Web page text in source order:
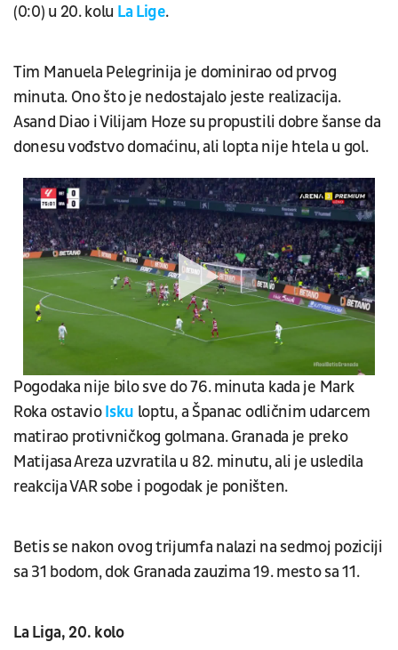
(0:0) u 20. kolu La Lige.
Tim Manuela Pelegrinija je dominirao od prvog
minuta. Ono što je nedostajalo jeste realizacija.
Asand Diao i Vilijam Hoze su propustili dobre šanse da
donesu vođstvo domaćinu, ali lopta nije htela u gol.
Pogodaka nije bilo sve do 76. minuta kada je Mark
Roka ostavioIsku loptu, a Španac odličnim udarcem
matirao protivničkog golmana. Granada je preko
Matijasa Areza uzvratila u 82. minutu, ali je usledila
reakcija VAR sobe i pogodak je poništen.
Betis se nakon ovog trijumfa nalazi na sedmoj poziciji
sa 31 bodom, dok Granada zauzima 19. mesto sa 11.
La Liga, 20. kolo